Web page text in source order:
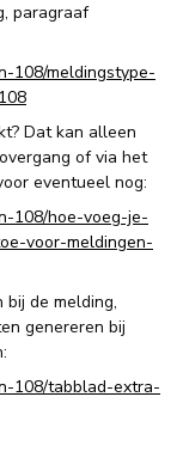
paragraaf
108/meldingstype-
Dat kan alleen
of via het
eventueel nog:
108/hoe-voeg-je-
voor-meldingen-
bij de melding,
genereren bij
108/tabblad-extra-